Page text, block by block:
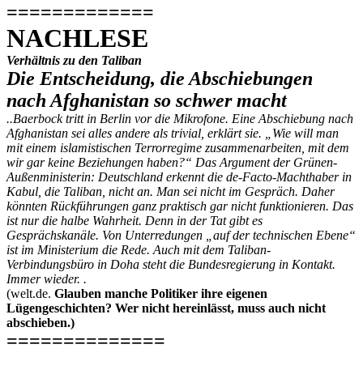
=============
NACHLESE
Verhältnis zu den Taliban
Die Entscheidung, die Abschiebungen
nach Afghanistan so schwer macht
..Baerbock tritt in Berlin vor die Mikrofone. Eine Abschiebung nach
Afghanistan sei alles andere als trivial, erklärt sie. „Wie will man
mit einem islamistischen Terrorregime zusammenarbeiten, mit dem
wir gar keine Beziehungen haben?“ Das Argument der Grünen-
Außenministerin: Deutschland erkennt die de-Facto-Machthaber in
Kabul, die Taliban, nicht an. Man sei nicht im Gespräch. Daher
könnten Rückführungen ganz praktisch gar nicht funktionieren. Das
ist nur die halbe Wahrheit. Denn in der Tat gibt es
Gesprächskanäle. Von Unterredungen „auf der technischen Ebene“
ist im Ministerium die Rede. Auch mit dem Taliban-
Verbindungsbüro in Doha steht die Bundesregierung in Kontakt.
Immer wieder. .
(welt.de. Glauben manche Politiker ihre eigenen
Lügengeschichten? Wer nicht hereinlässt, muss auch nicht
abschieben.)
==============